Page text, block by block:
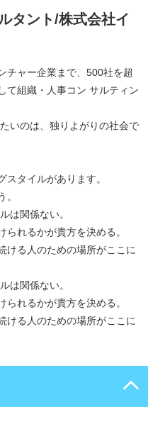
タント/株式会社イ
チャー企業まで、500社を超
て組織・人事コン サルティン
いのは、独りよがりの社会で
タイルがあります。
は関係ない。
れるかが貴方を決める。
ける人のための場所がここに
は関係ない。
れるかが貴方を決める。
ける人のための場所がここに